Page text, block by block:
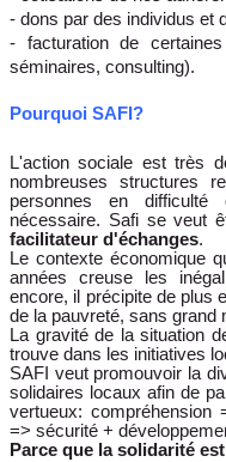
- dons par des individus et
- facturation de
séminaires, consulting).
Pourquoi SAFI?
L'action sociale est très
nombreuses structures
personnes en
nécessaire. Safi se veut
facilitateur d'échanges.
Le contexte économique
années creuse les
encore, il précipite de plus
de la pauvreté, sans grand
La gravité de la situation
trouve dans les initiatives
SAFI veut promouvoir la
solidaires locaux afin de
vertueux: compréhension
=> sécurité +
Parce que la solidarité